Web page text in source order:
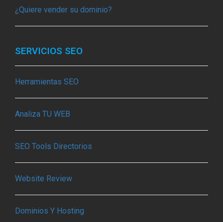
¿Quiere vender su dominio?
SERVICIOS SEO
Herramientas SEO
Analiza TU WEB
SEO Tools Directorios
Website Review
Dominios Y Hosting